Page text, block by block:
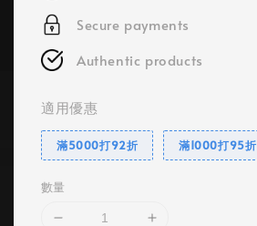
Secure payments
Authentic products
適用優惠
滿5000打92折 滿1000打95折
數量